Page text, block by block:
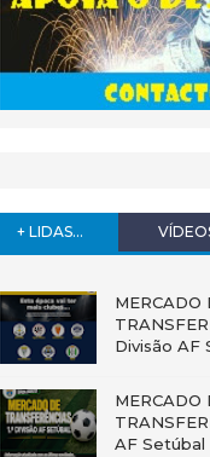
+ LIDAS...
MERCADO
Divisão AF
MERCADO
AF Setúbal